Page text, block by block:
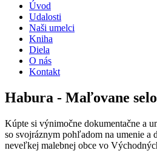
Úvod
Udalosti
Naši umelci
Kniha
Diela
O nás
Kontakt
Habura - Maľovane selo
Kúpte si výnimočne dokumentačne a
so svojráznym pohľadom na umenie a
neveľkej malebnej obce vo